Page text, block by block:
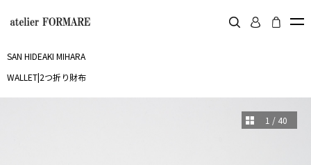
SAN HIDEAKI MIHARA
WALLET|2つ折り財布
1 / 40